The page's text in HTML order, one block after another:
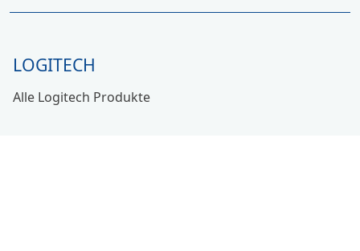
LOGITECH
Alle Logitech Produkte